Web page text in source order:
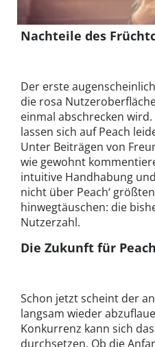
Nachteile des
Der erste
die rosa
einmal abschrecken
lassen sich auf Peach
Unter Beiträgen von
wie gewohnt
intuitive Handhabung
nicht über Peach‘
hinwegtäuschen: die
Nutzerzahl.
Die Zukunft für Peach
Schon jetzt scheint der
langsam wieder
Konkurrenz kann sich
durchsetzen. Ob die